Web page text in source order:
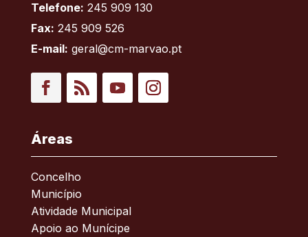
Telefone: 245 909 130
Fax: 245 909 526
E-mail: geral@cm-marvao.pt
Áreas
Concelho
Município
Atividade Municipal
Apoio ao Munícipe